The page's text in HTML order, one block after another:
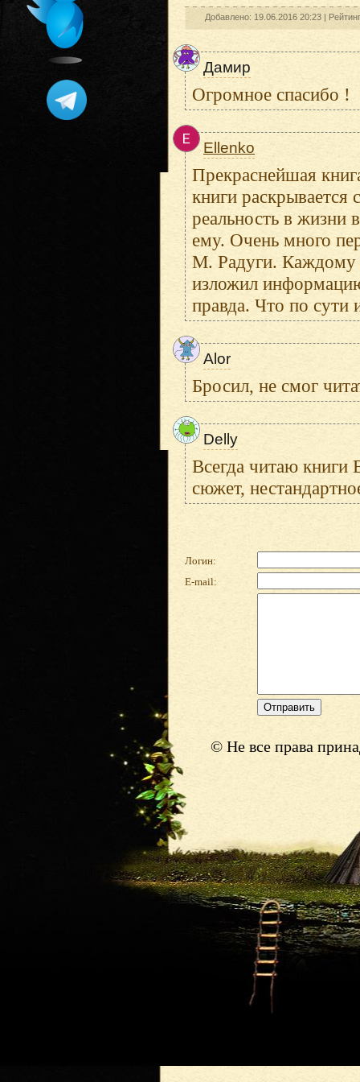
Добавлено: 19.06.2016 20:23 |
Дамир
Огромное спасибо !
Ellenko
Прекраснейшая
книги раскрывается
реальность в жизни
ему. Очень много
М. Радуги. Каждому
изложил
правда. Что по сути
Alor
Бросил, не смог
Delly
Всегда читаю книги
сюжет,
Логин:
E-mail:
© Не все права